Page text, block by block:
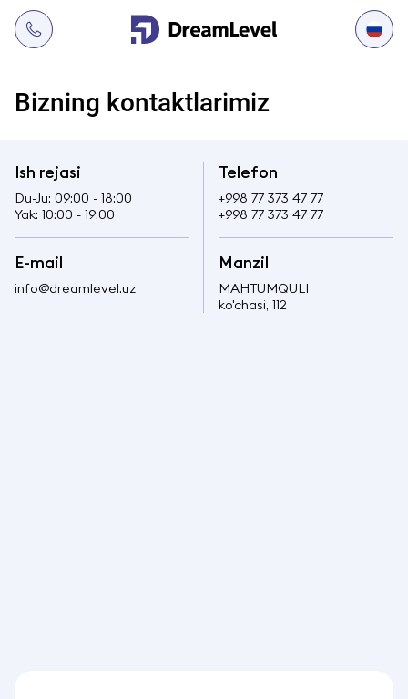
Bizning kontaktlarimiz
Ish rejasi
Du-Ju: 09:00 - 18:00
Yak: 10:00 - 19:00
Telefon
+998 77 373 47 77
+998 77 373 47 77
Е-mail
info@dreamlevel.uz
Manzil
MAHTUMQULI
ko'chasi, 112